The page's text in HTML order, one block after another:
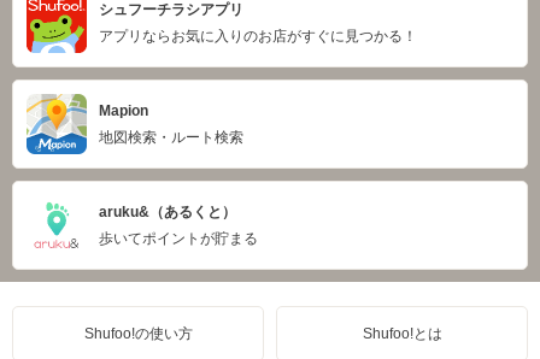
シュフーチラシアプリ
アプリならお気に入りのお店がすぐに見つかる！
Mapion
地図検索・ルート検索
aruku&（あるくと）
歩いてポイントが貯まる
Shufoo!の使い方 Shufoo!とは